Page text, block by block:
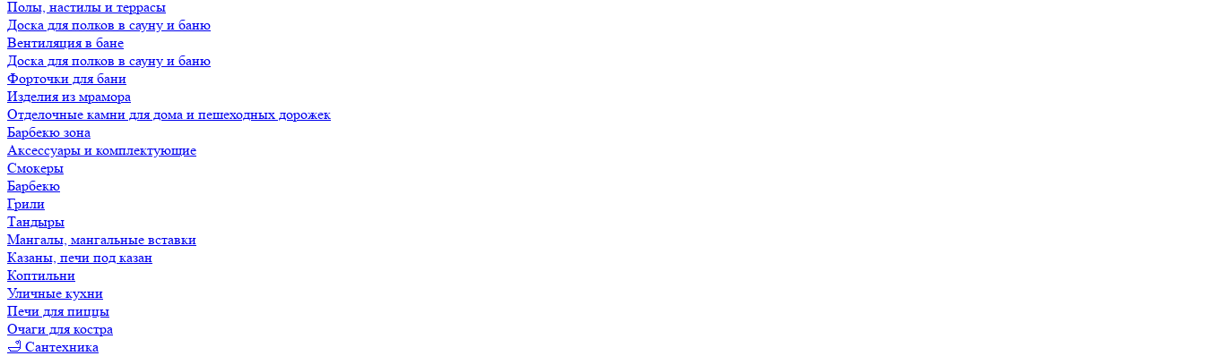
Полы, настилы и террасы
Доска для полков в сауну и баню
Вентиляция в бане
Доска для полков в сауну и баню
Форточки для бани
Изделия из мрамора
Отделочные камни для дома и пешеходных дорожек
Барбекю зона
Аксессуары и комплектующие
Смокеры
Барбекю
Грили
Тандыры
Мангалы, мангальные вставки
Казаны, печи под казан
Коптильни
Уличные кухни
Печи для пиццы
Очаги для костра
🛁 Сантехника